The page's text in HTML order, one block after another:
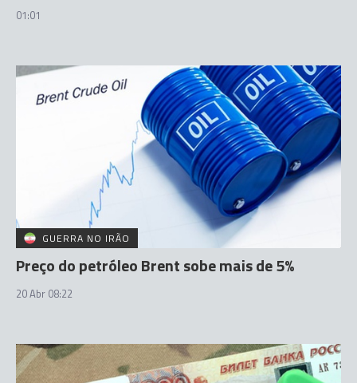
01:01
GUERRA NO IRÃO
Preço do petróleo Brent sobe mais de 5%
20 Abr 08:22